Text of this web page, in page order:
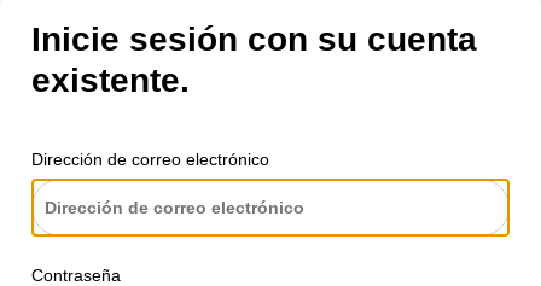
Inicie sesión con su cuenta
existente.
Dirección de correo electrónico
Contraseña